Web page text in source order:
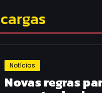
Notícias
Novas regras